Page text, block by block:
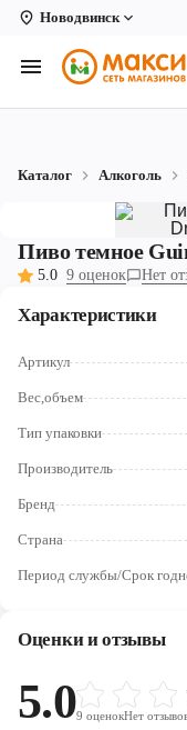
Новодвинск
Вологда
Архангельск
Коряжма
Котлас
Новодвинск
Северодвинск
Череповец
Ярославль
Каталог Алкоголь
Пиво темное
5.0 9 оценок Нет
Характеристики
Артикул
Вес,объем
Тип упаковки
Производитель
Бренд
Страна
Период службы/Срок
Оценки и отзывы
5.09 оценокНет